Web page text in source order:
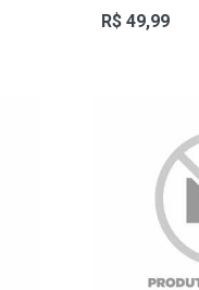
R$ 49,99